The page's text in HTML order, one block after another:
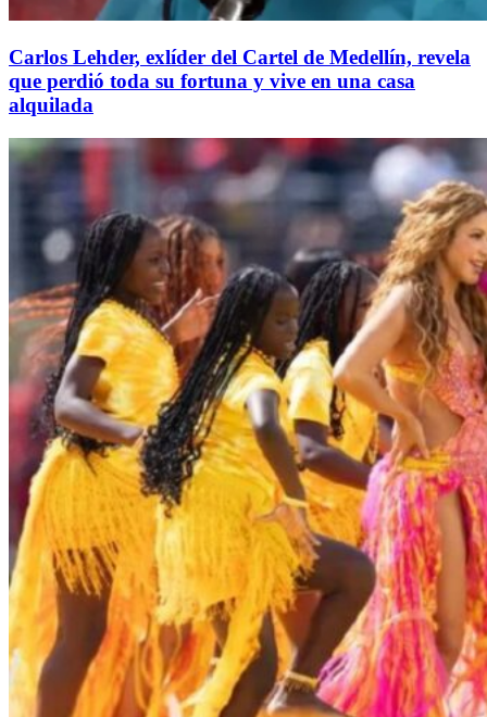
Carlos Lehder, exlíder del Cartel de Medellín, revela
que perdió toda su fortuna y vive en una casa
alquilada